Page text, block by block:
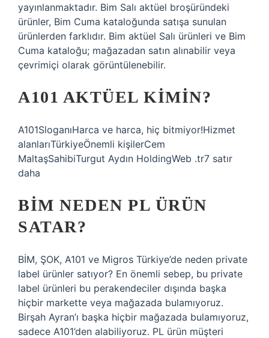
yayınlanmaktadır. Bim Salı aktüel broşüründeki
ürünler, Bim Cuma kataloğunda satışa sunulan
ürünlerden farklıdır. Bim aktüel Salı ürünleri ve Bim
Cuma kataloğu; mağazadan satın alınabilir veya
çevrimiçi olarak görüntülenebilir.
A101 AKTÜEL KIMIN?
A101SloganıHarca ve harca, hiç bitmiyor!Hizmet
alanlarıTürkiyeÖnemli kişilerCem
MaltaşSahibiTurgut Aydın HoldingWeb .tr7 satır
daha
BİM NEDEN PL ÜRÜN
SATAR?
BİM, ŞOK, A101 ve Migros Türkiye’de neden private
label ürünler satıyor? En önemli sebep, bu private
label ürünleri bu perakendeciler dışında başka
hiçbir markette veya mağazada bulamıyoruz.
Birşah Ayran’ı başka hiçbir mağazada bulamıyoruz,
sadece A101’den alabiliyoruz. PL ürün müşteri